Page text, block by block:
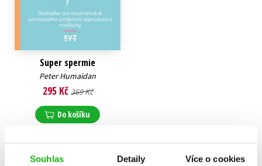
Souhlas Detaily Více o cookies
Super spermie
Peter Humaidan
295 Kč 369 Kč
Do košíku